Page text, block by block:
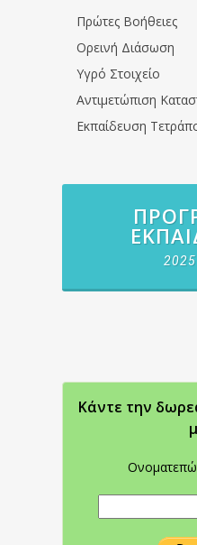
Πρώτες Βοήθειες
Ορεινή Διάσωση
Υγρό Στοιχείο
Αντιμετώπιση
Εκπαίδευση
Κάντε την